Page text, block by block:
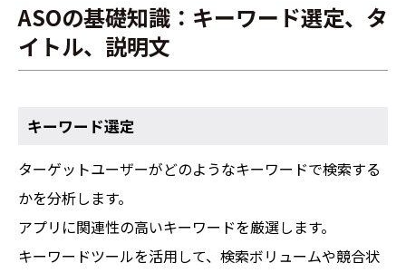
ASOの基礎知識：キーワード選定、タ
イトル、説明文
キーワード選定
ターゲットユーザーがどのようなキーワードで検索する
かを分析します。
アプリに関連性の高いキーワードを厳選します。
キーワードツールを活用して、検索ボリュームや競合状